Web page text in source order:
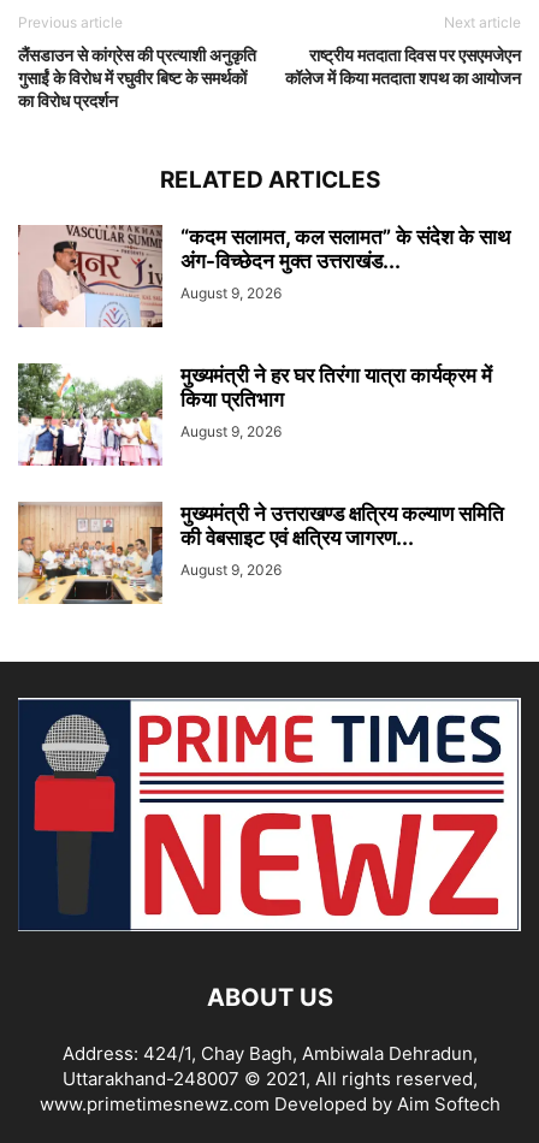
Previous article
लैंसडाउन से कांग्रेस की प्रत्याशी अनुकृति
गुसाईं के विरोध में रघुवीर बिष्ट के समर्थकों
का विरोध प्रदर्शन
Next article
राष्ट्रीय मतदाता दिवस पर एसएमजेएन
कॉलेज में किया मतदाता शपथ का आयोजन
RELATED ARTICLES
“कदम सलामत, कल सलामत” के संदेश के साथ
अंग-विच्छेदन मुक्त उत्तराखंड...
August 9, 2026
मुख्यमंत्री ने हर घर तिरंगा यात्रा कार्यक्रम में
किया प्रतिभाग
August 9, 2026
मुख्यमंत्री ने उत्तराखण्ड क्षत्रिय कल्याण समिति
की वेबसाइट एवं क्षत्रिय जागरण...
August 9, 2026
ABOUT US
Address: 424/1, Chay Bagh, Ambiwala Dehradun,
Uttarakhand-248007 © 2021, All rights reserved,
www.primetimesnewz.com Developed by Aim Softech